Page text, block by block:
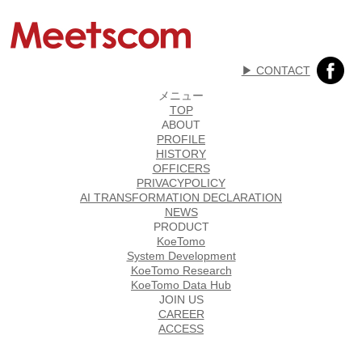
▶︎ CONTACT
メニュー
TOP
ABOUT
PROFILE
HISTORY
OFFICERS
PRIVACYPOLICY
AI TRANSFORMATION DECLARATION
NEWS
PRODUCT
KoeTomo
System Development
KoeTomo Research
KoeTomo Data Hub
JOIN US
CAREER
ACCESS